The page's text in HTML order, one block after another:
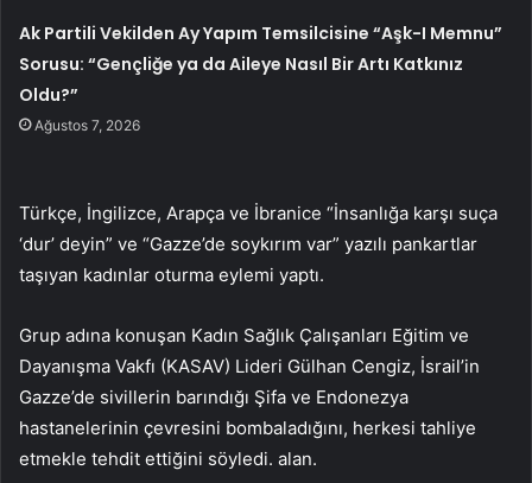
Ak Partili Vekilden Ay Yapım Temsilcisine “Aşk-I Memnu”
Sorusu: “Gençliğe ya da Aileye Nasıl Bir Artı Katkınız
Oldu?”
Ağustos 7, 2026
Türkçe, İngilizce, Arapça ve İbranice “İnsanlığa karşı suça
‘dur’ deyin” ve “Gazze’de soykırım var” yazılı pankartlar
taşıyan kadınlar oturma eylemi yaptı.
Grup adına konuşan Kadın Sağlık Çalışanları Eğitim ve
Dayanışma Vakfı (KASAV) Lideri Gülhan Cengiz, İsrail’in
Gazze’de sivillerin barındığı Şifa ve Endonezya
hastanelerinin çevresini bombaladığını, herkesi tahliye
etmekle tehdit ettiğini söyledi. alan.